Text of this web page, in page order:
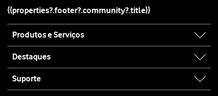
{{properties?.footer?.community?.title}}
map
Produtos e Serviços
Destaques
Suporte